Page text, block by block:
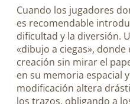
Cuando los jugadores
es recomendable
dificultad y la diversión.
«dibujo a ciegas»,
creación sin mirar el
en su memoria espacial
modificación altera
los trazos, obligando a